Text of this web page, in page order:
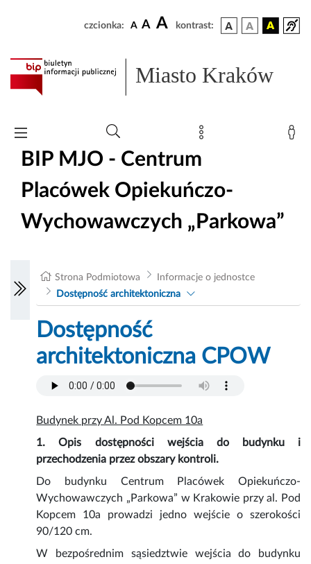
czcionka: A A A kontrast:
Miasto Kraków
BIP MJO - Centrum
Placówek Opiekuńczo-
Wychowawczych „Parkowa”
Strona Podmiotowa
Informacje o jednostce
Dostępność architektoniczna
Dostępność
architektoniczna CPOW
Budynek przy Al. Pod Kopcem 10a
1. Opis dostępności wejścia do budynku i
przechodzenia przez obszary kontroli.
Do budynku Centrum Placówek Opiekuńczo-
Wychowawczych „Parkowa” w Krakowie przy al. Pod
Kopcem 10a prowadzi jedno wejście o szerokości
90/120 cm.
W bezpośrednim sąsiedztwie wejścia do budynku